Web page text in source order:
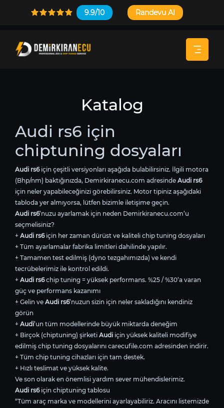
9.9/10 Randevu Al
Katalog
Audi rs6 için
chiptuning dosyaları
Audi rs6için çeşitli versiyonları aşağıda bulabilirsiniz. İlgili motora
(Bhp/nm) baktığınızda, Demirkiranecu.com adresinde Audi rs6
için neler yapabileceğinizi görebilirsiniz. Motor tipiniz aşağıdaki
tabloda yer almıyorsa, lütfen bizimle iletişime geçin.
Audi rs6’nuzu ayarlamak için neden Demirkiranecu.com’u
seçmelisiniz?
+ Audi rs6için her zaman dürüst ve kaliteli chip tuning dosyaları
+ Tüm ayarlamalar fabrika limitleri dahilinde yapılır.
+ Tamamen test edilmiş (dyno tezgahımızda) ve kendi
tecrübelerimiz ile kontrol edildi.
+ Audi rs6chip tuning = yüksek performans. %25 / %30’a varan
güç ve performans kazanımı
+ Gelin ve Audi rs6’nuzun sizin için neler sakladığını kendiniz
görün
+ Audi’un tüm modellerinde büyük miktarda deneğim
+ Birçok (chiptuning) şirketi Audi için yüksek kaliteli modifiye
edilmiş chip tuning dosyalarını carecufile.com adresinden indirir.
+ Tüm chip tuning cihazları için tam destek.
+ Hızlı teslimat ve yüksek kalite.
Ve son olarak en önemlisi yardım sever mühendislerimiz.
Audi rs6için chiptuning tablosu
“Tüm araç marka ve modellerini ayarlayabiliriz. Aracını listemizde